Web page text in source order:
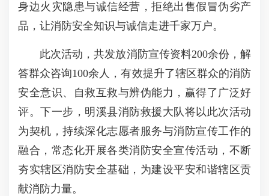
身边火灾隐患与诚信经营，拒绝出售假冒伪劣产
品，让消防安全知识与诚信走进千家万户。
此次活动，共发放消防宣传资料200余份，解
答群众咨询100余人，有效提升了辖区群众的消防
安全意识、自救互救与辨伪能力，赢得了广泛好
评。下一步，明溪县消防救援大队将以此次活动
为契机，持续深化志愿者服务与消防宣传工作的
融合，常态化开展各类消防安全宣传活动，不断
夯实辖区消防安全基础，为建设平安和谐辖区贡
献消防力量。